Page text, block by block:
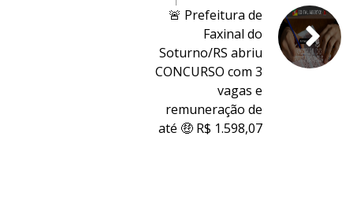
🚨 Prefeitura de
Faxinal do
Soturno/RS abriu
CONCURSO com 3
vagas e
remuneração de
até 🤑 R$ 1.598,07